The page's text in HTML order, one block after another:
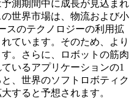
測期間中に成長が見込まれ
世界市場は、物流および小
スのテクノロジーの利用拡
ています。そのため、より
。さらに、ロボットの筋肉
いるアプリケーションの1
、世界のソフトロボティク
すると予想されます。